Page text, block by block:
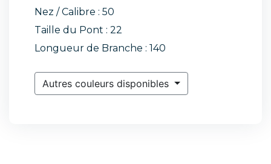
Nez / Calibre : 50
Taille du Pont : 22
Longueur de Branche : 140
Autres couleurs disponibles